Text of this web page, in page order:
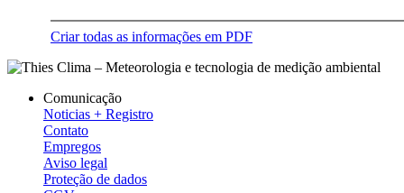
Criar todas as informações em PDF
Comunicação
Noticias + Registro
Contato
Empregos
Aviso legal
Proteção de dados